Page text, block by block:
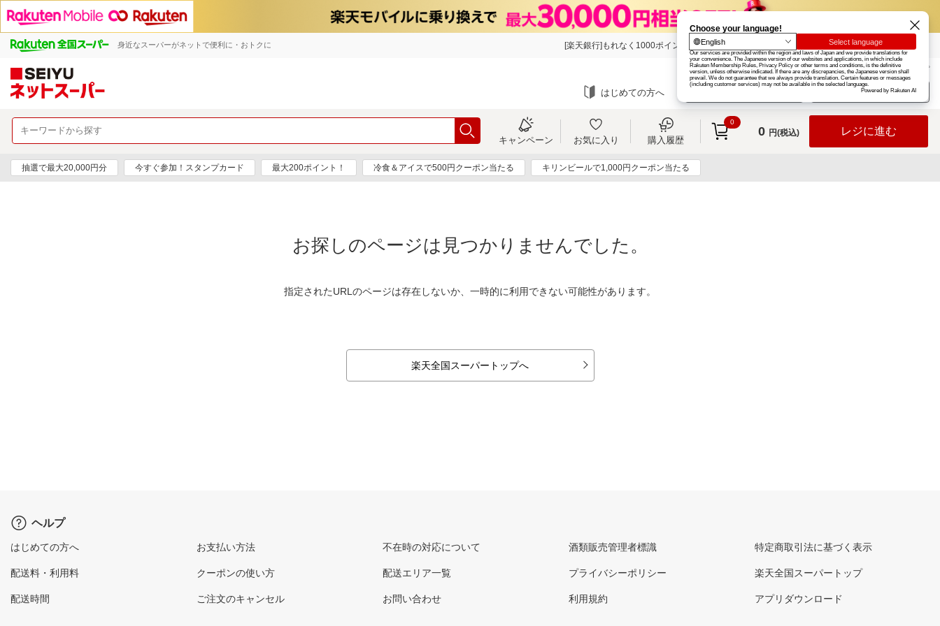
身近なスーパーがネットで便利に・おトクに [楽天銀行]もれなく1000ポイント 楽天グループ カード
お知らせ ヘルプ
はじめての方へ ログイン
キャンペーン お気に入り 購入履歴
0
0 円(税込) レジに進む
抽選で最大20,000円分 今すぐ参加！スタンプカード 最大200ポイント！ 冷食＆アイスで500円クーポン当たる キリンビールで1,000円クーポン当たる
お探しのページは見つかりませんでした。
指定されたURLのページは存在しないか、一時的に利用できない可能性があります。
楽天全国スーパートップへ
ヘルプ
はじめての方へ
配送料・利用料
配送時間
お支払い方法
クーポンの使い方
ご注文のキャンセル
不在時の対応について
配送エリア一覧
お問い合わせ
酒類販売管理者標識
プライバシーポリシー
利用規約
特定商取引法に基づく表示
楽天全国スーパートップ
アプリダウンロード